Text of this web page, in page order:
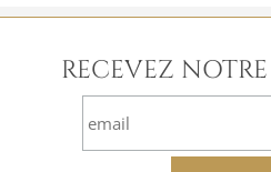
RECEVEZ